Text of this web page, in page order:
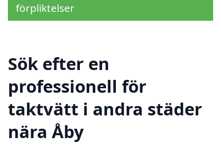
förpliktelser
Sök efter en
professionell för
taktvätt i andra städer
nära Åby